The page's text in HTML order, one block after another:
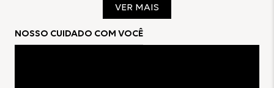
VER MAIS
NOSSO CUIDADO COM VOCÊ